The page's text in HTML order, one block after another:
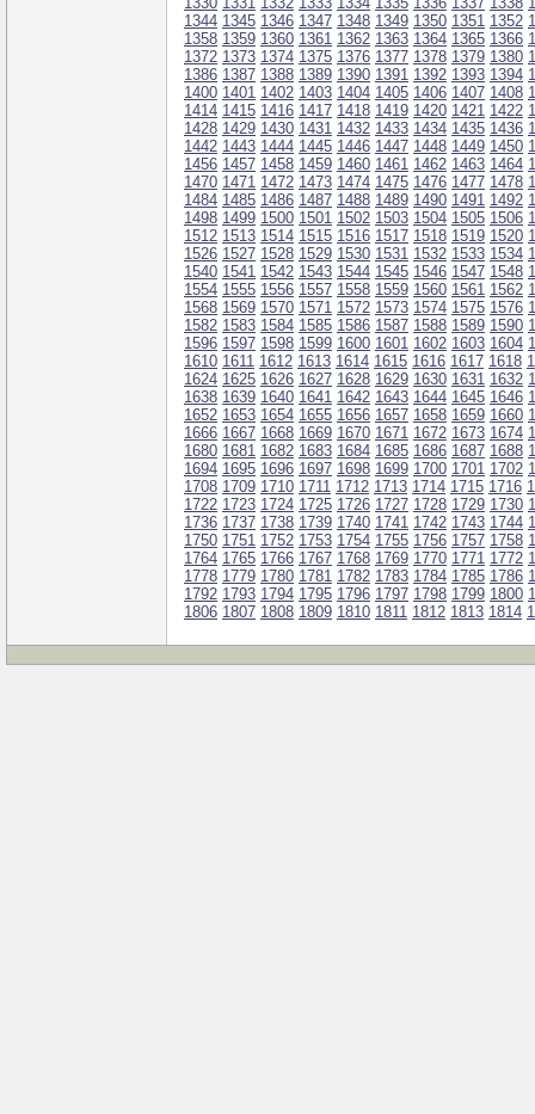
1344 1345 1346 1347 1348 1349 1350 1351 1352
1358 1359 1360 1361 1362 1363 1364 1365 1366
1372 1373 1374 1375 1376 1377 1378 1379 1380
1386 1387 1388 1389 1390 1391 1392 1393 1394
1400 1401 1402 1403 1404 1405 1406 1407 1408
1414 1415 1416 1417 1418 1419 1420 1421 1422
1428 1429 1430 1431 1432 1433 1434 1435 1436
1442 1443 1444 1445 1446 1447 1448 1449 1450
1456 1457 1458 1459 1460 1461 1462 1463 1464
1470 1471 1472 1473 1474 1475 1476 1477 1478
1484 1485 1486 1487 1488 1489 1490 1491 1492
1498 1499 1500 1501 1502 1503 1504 1505 1506
1512 1513 1514 1515 1516 1517 1518 1519 1520
1526 1527 1528 1529 1530 1531 1532 1533 1534
1540 1541 1542 1543 1544 1545 1546 1547 1548
1554 1555 1556 1557 1558 1559 1560 1561 1562
1568 1569 1570 1571 1572 1573 1574 1575 1576
1582 1583 1584 1585 1586 1587 1588 1589 1590
1596 1597 1598 1599 1600 1601 1602 1603 1604
1610 1611 1612 1613 1614 1615 1616 1617 1618
1624 1625 1626 1627 1628 1629 1630 1631 1632
1638 1639 1640 1641 1642 1643 1644 1645 1646
1652 1653 1654 1655 1656 1657 1658 1659 1660
1666 1667 1668 1669 1670 1671 1672 1673 1674
1680 1681 1682 1683 1684 1685 1686 1687 1688
1694 1695 1696 1697 1698 1699 1700 1701 1702
1708 1709 1710 1711 1712 1713 1714 1715 1716
1722 1723 1724 1725 1726 1727 1728 1729 1730
1736 1737 1738 1739 1740 1741 1742 1743 1744
1750 1751 1752 1753 1754 1755 1756 1757 1758
1764 1765 1766 1767 1768 1769 1770 1771 1772
1778 1779 1780 1781 1782 1783 1784 1785 1786
1792 1793 1794 1795 1796 1797 1798 1799 1800
1806 1807 1808 1809 1810 1811 1812 1813 1814